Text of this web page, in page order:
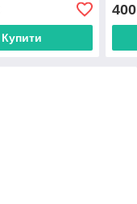
Купити
400